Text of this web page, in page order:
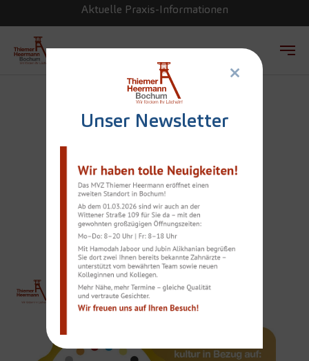
Zum Hauptinhalt springen
Aktuelle Praxis-Informationen
Unser Newsletter
×
+AWARD GOLD:
BESTÄTIGUNG FÜR
DAUERHAFT
HÖCHSTES NIVEAU
THIEMER
Team